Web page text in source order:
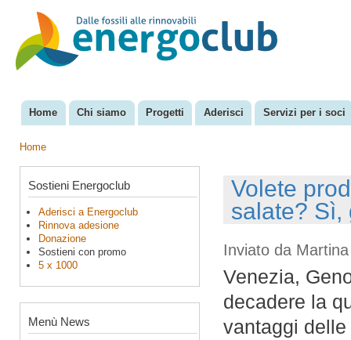
EnergoClub
per la
riconversione
del sistema
Menu principale
Home Chi siamo Progetti Aderisci Servizi per i soci
Home
Sostieni Energoclub
Aderisci a Energoclub
Rinnova adesione
Donazione
Sostieni con promo
5 x 1000
Menù News
Volete
salate? Sì,
Inviato da
Venezia,
decadere la
vantaggi